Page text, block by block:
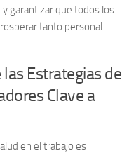
garantizar que todos los
tanto personal
Estrategias de
Clave a
en el trabajo es